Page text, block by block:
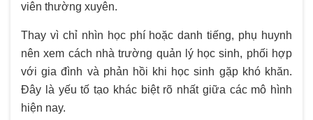
viên thường xuyên.
Thay vì chỉ nhìn học phí hoặc danh tiếng, phụ huynh
nên xem cách nhà trường quản lý học sinh, phối hợp
với gia đình và phản hồi khi học sinh gặp khó khăn.
Đây là yếu tố tạo khác biệt rõ nhất giữa các mô hình
hiện nay.